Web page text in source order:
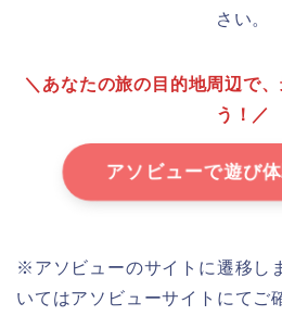
さい。
＼あなたの旅の目的地周辺で
う！／
アソビューで遊び
※アソビューのサイトに遷移し
いてはアソビューサイトにてご